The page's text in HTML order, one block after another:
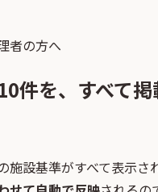
者の方へ
件を、すべて
施設基準がすべて表示さ